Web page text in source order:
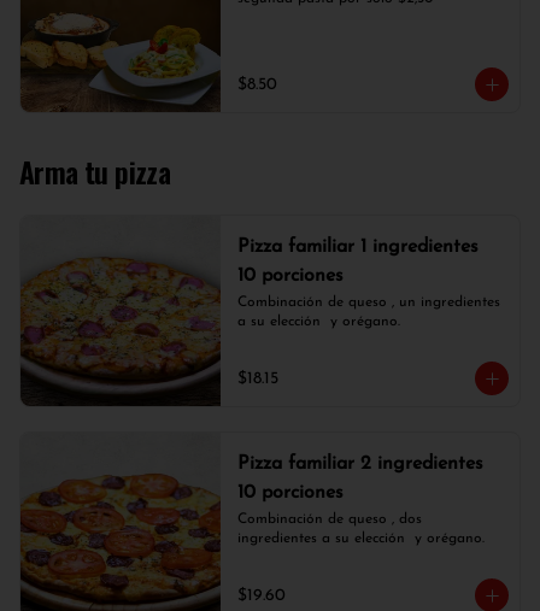
$8.50
Arma tu pizza
Pizza familiar 1 ingredientes
10 porciones
Combinación de queso , un ingredientes
a su elección  y orégano.
$18.15
Pizza familiar 2 ingredientes
10 porciones
Combinación de queso , dos
ingredientes a su elección  y orégano.
$19.60